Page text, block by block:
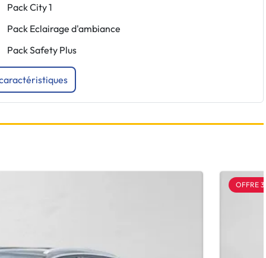
Pack City 1
Pack Eclairage d'ambiance
Pack Safety Plus
OFFRE